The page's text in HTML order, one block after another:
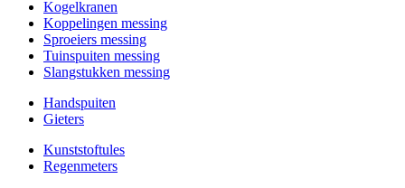
Kogelkranen
Koppelingen messing
Sproeiers messing
Tuinspuiten messing
Slangstukken messing
Handspuiten
Gieters
Kunststoftules
Regenmeters